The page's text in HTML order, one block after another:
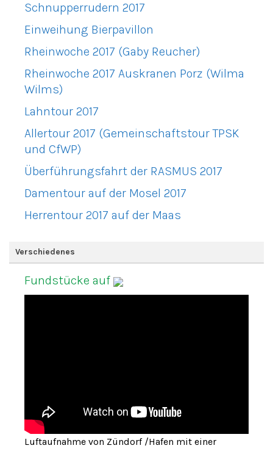
Schnupperrudern 2017
Einweihung Bierpavillon
Rheinwoche 2017 (Gaby Reucher)
Rheinwoche 2017 Auskranen Porz (Wilma
Wilms)
Lahntour 2017
Allertour 2017 (Gemeinschaftstour TPSK
und CfWP)
Überführungsfahrt der RASMUS 2017
Damentour auf der Mosel 2017
Herrentour 2017 auf der Maas
Verschiedenes
Fundstücke auf
Luftaufnahme von Zündorf /Hafen mit einer